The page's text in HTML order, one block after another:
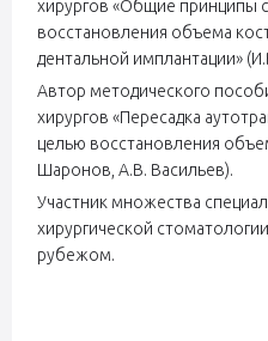
хирургов «Общие принципы
восстановления объема
дентальной имплантации»
Автор методического
хирургов «Пересадка
целью восстановления
Шаронов, А.В. Васильев).
Участник множества
хирургической
рубежом.